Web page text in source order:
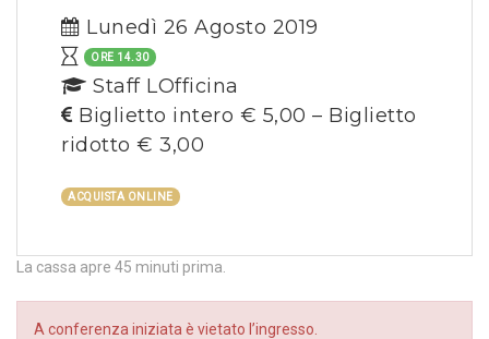
Lunedì 26 Agosto 2019
ORE 14.30
Staff LOfficina
Biglietto intero € 5,00 – Biglietto
ridotto € 3,00
ACQUISTA ONLINE
La cassa apre 45 minuti prima.
A conferenza iniziata è vietato l’ingresso.